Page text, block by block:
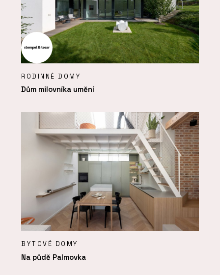
RODINNÉ DOMY
Dům milovníka umění
BYTOVÉ DOMY
Na půdě Palmovka